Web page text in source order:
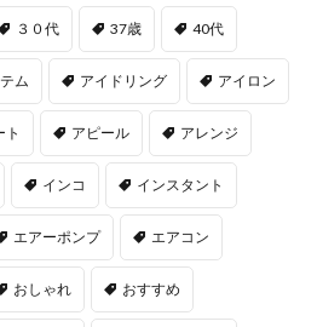
３０代 37歳 40代
ム アイドリング アイロン
ト アピール アレンジ
インコ インスタント
エアーポンプ エアコン
おしゃれ おすすめ